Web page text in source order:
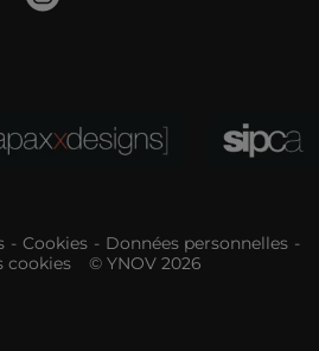
Cookies
Données personnelles
cookies
© YNOV 2026